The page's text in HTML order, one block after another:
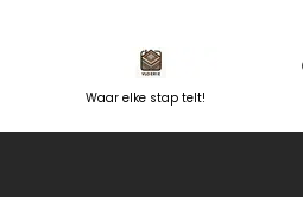
Waar elke stap telt!